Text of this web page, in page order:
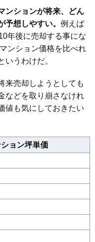
する
レス
円
で
円
する
ンションが将来、どん
想しやすい。 例えば
年後に売却する事にな
ンション価格を比べれ
いうわけだ。
来売却しようとしても
などを取り崩さなけれ
値も気にしておきたい
ョン坪単価